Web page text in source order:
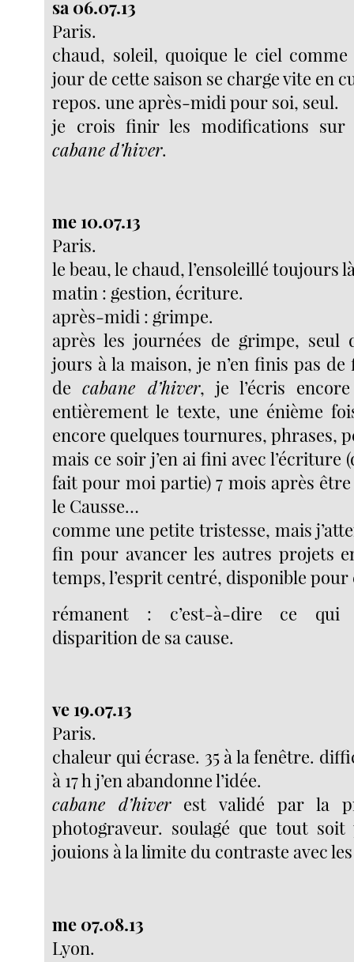
sa 06.07.13
Paris.
chaud, soleil, quoique le ciel comme
jour de cette saison se charge vite en
repos. une après-midi pour soi, seul.
je crois finir les modifications sur
cabane d’hiver.
me 10.07.13
Paris.
le beau, le chaud, l’ensoleillé toujours
matin : gestion, écriture.
après-midi : grimpe.
après les journées de grimpe, seul
jours à la maison, je n’en finis pas
decabane d’hiver, je l’écris
entièrement le texte, une énième
encore quelques tournures, phrases,
mais ce soir j’en ai fini avec l’écriture
fait pour moi partie) 7 mois après
le Causse…
comme une petite tristesse, mais
fin pour avancer les autres projets
temps, l’esprit centré, disponible pour
rémanent : c’est-à-dire ce qui
disparition de sa cause.
ve 19.07.13
Paris.
chaleur qui écrase. 35 à la fenêtre.
à 17 h j’en abandonne l’idée.
cabane d’hiverest validé par la
photograveur. soulagé que tout soit
jouions à la limite du contraste avec
me 07.08.13
Lyon.